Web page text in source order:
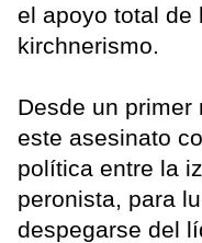
el apoyo total de
kirchnerismo.
Desde un primer
este asesinato
política entre la
peronista, para
despegarse del